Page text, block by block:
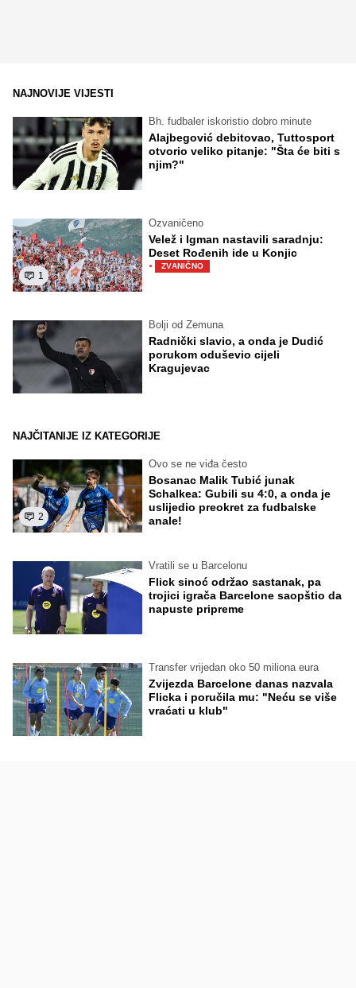
NAJNOVIJE VIJESTI
Bh. fudbaler iskoristio dobro minute
Alajbegović debitovao, Tuttosport
otvorio veliko pitanje: "Šta će biti s
njim?"
1
Ozvaničeno
Velež i Igman nastavili saradnju:
Deset Rođenih ide u Konjic
· ZVANIČNO
Bolji od Zemuna
Radnički slavio, a onda je Dudić
porukom oduševio cijeli
Kragujevac
NAJČITANIJE IZ KATEGORIJE
2
Ovo se ne viđa često
Bosanac Malik Tubić junak
Schalkea: Gubili su 4:0, a onda je
uslijedio preokret za fudbalske
anale!
Vratili se u Barcelonu
Flick sinoć održao sastanak, pa
trojici igrača Barcelone saopštio da
napuste pripreme
Transfer vrijedan oko 50 miliona eura
Zvijezda Barcelone danas nazvala
Flicka i poručila mu: "Neću se više
vraćati u klub"